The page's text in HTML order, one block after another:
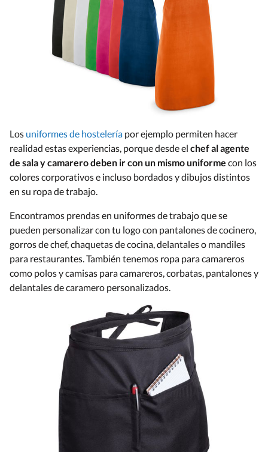
Los uniformes de hostelería por ejemplo permiten hacer
realidad estas experiencias, porque desde el chef al agente
de sala y camarero deben ir con un mismo uniforme con los
colores corporativos e incluso bordados y dibujos distintos
en su ropa de trabajo.
Encontramos prendas en uniformes de trabajo que se
pueden personalizar con tu logo con pantalones de cocinero,
gorros de chef, chaquetas de cocina, delantales o mandiles
para restaurantes. También tenemos ropa para camareros
como polos y camisas para camareros, corbatas, pantalones y
delantales de caramero personalizados.